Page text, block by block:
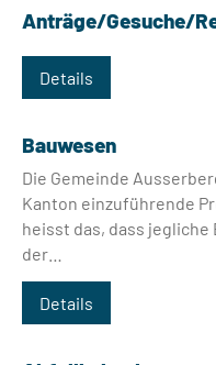
Anträge/Gesuche/
Details
Bauwesen
Die Gemeinde
Kanton einzuführende
heisst das, dass
der…
Details